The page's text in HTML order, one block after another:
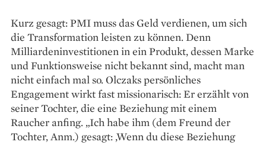
Kurz gesagt: PMI muss das Geld verdienen, um sich
die Transformation leisten zu können. Denn
Milliarden­investitionen in ein Produkt, dessen Marke
und Funktionsweise nicht bekannt sind, macht man
nicht einfach mal so. Olczaks persönliches
Engagement wirkt fast missionarisch: Er erzählt von
seiner Tochter, die eine Beziehung mit einem
Raucher anfing. „Ich habe ihm (dem Freund der
Tochter, Anm.) gesagt: ‚Wenn du diese Beziehung